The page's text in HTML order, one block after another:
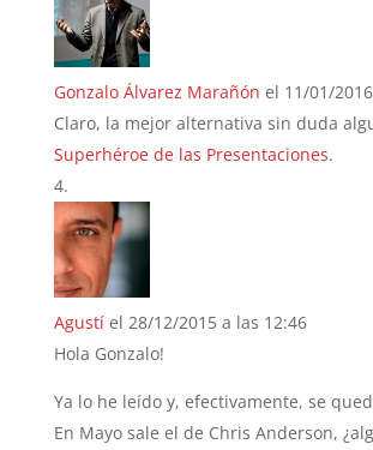
Gonzalo Álvarez Marañón el 11/01/
Claro, la mejor alternativa sin duda
Superhéroe de las Presentaciones.
Agustí el 28/12/2015 a las 12:46
Hola Gonzalo!
Ya lo he leído y, efectivamente, se
En Mayo sale el de Chris Anderson,